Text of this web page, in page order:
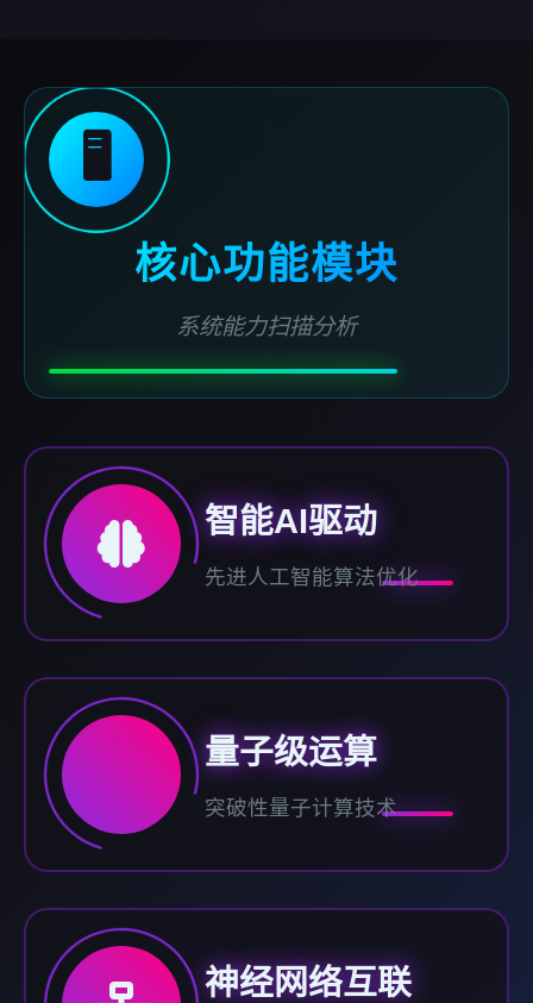
🖥️
核心功能模块
系统能力扫描分析
智能AI驱动
先进人工智能算法优化
量子级运算
突破性量子计算技术
神经网络互联